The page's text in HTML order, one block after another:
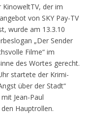
KinoweltTV, der im
von SKY Pay-TV
wurde am 13.3.10
„Der Sender
Filme“ im
des Wortes gerecht.
startete der Krimi-
über der Stadt“
Jean-Paul
Hauptrollen.